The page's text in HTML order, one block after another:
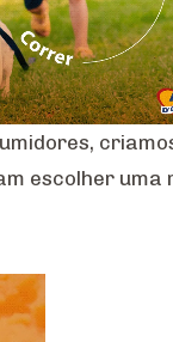
escolher uma